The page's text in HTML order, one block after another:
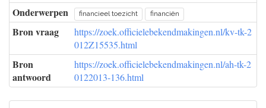
Onderwerpen financieel toezicht financiën
Bron vraag
https://zoek.officielebekendmakingen.nl/kv-tk-2
012Z15535.html
Bron
antwoord
https://zoek.officielebekendmakingen.nl/ah-tk-2
0122013-136.html